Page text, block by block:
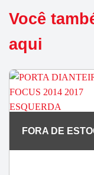
Você
aqui
FORA DE